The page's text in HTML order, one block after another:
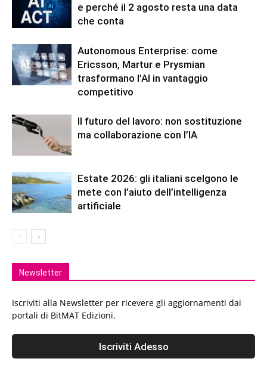
e perché il 2 agosto resta una data
che conta
Autonomous Enterprise: come
Ericsson, Martur e Prysmian
trasformano l’AI in vantaggio
competitivo
Il futuro del lavoro: non sostituzione
ma collaborazione con l’IA
Estate 2026: gli italiani scelgono le
mete con l’aiuto dell’intelligenza
artificiale
Newsletter
Iscriviti alla Newsletter per ricevere gli aggiornamenti dai
portali di BitMAT Edizioni.